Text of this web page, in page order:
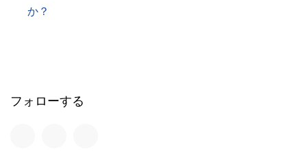
か？
フォローする